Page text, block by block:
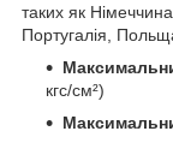
таких як
Португалія,
кгс/см²)